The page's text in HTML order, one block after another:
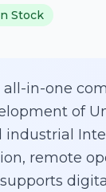
Stock
all-in-one
of
industrial
remote